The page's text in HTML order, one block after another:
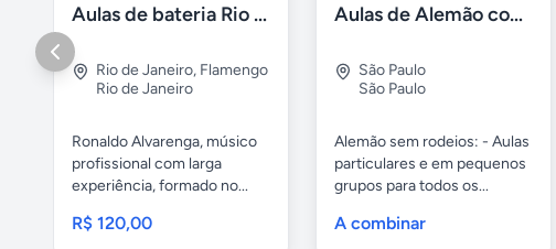
Aulas de bateria Rio de Janeiro
Rio de Janeiro, Flamengo
Rio de Janeiro
Ronaldo Alvarenga, músico
profissional com larga
experiência, formado no...
R$ 120,00
Aulas de Alemão com Professor Nativo
São Paulo
São Paulo
Alemão sem rodeios: - Aulas
particulares e em pequenos
grupos para todos os...
A combinar